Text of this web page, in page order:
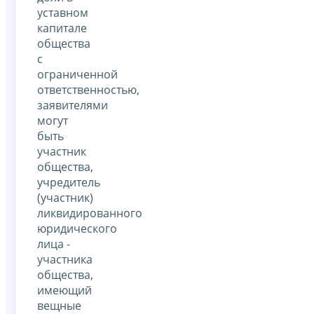
уставном
капитале
общества
с
ограниченной
ответственностью,
заявителями
могут
быть
участник
общества,
учредитель
(участник)
ликвидированного
юридического
лица -
участника
общества,
имеющий
вещные